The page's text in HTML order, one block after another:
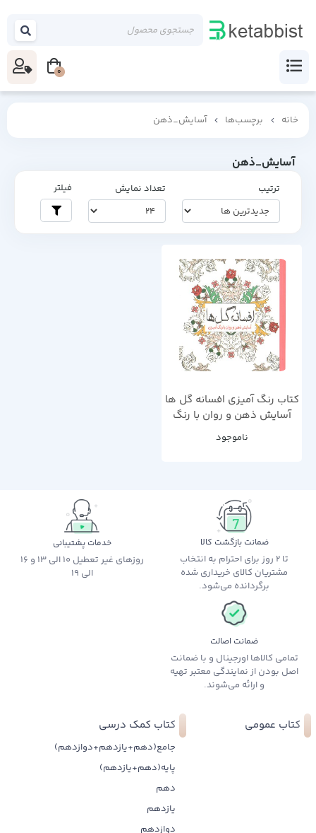
خانه برچسب‌ها آسایش_ذهن
آسایش_ذهن
ترتیب تعداد نمایش فیلتر
کتاب رنگ آمیزی افسانه گل ها
آسایش ذهن و روان با رنگ
آمیزی اثر چرینا کوهی
ناموجود
ضمانت بازگشت کالا
تا 2 روز برای احترام به انتخاب
مشتریان کالای خریداری شده
برگردانده می‌شود.
خدمات پشتیبانی
روزهای غیر تعطیل 10 الی 13 و 16
الی 19
ضمانت اصالت
تمامی کالاها اورجینال و با ضمانت
اصل بودن از نمایندگی معتبر تهیه
و ارائه می‌شوند.
کتاب عمومی کتاب کمک درسی
جامع(دهم+یازدهم+دوازدهم)
پایه(دهم+یازدهم)
دهم
یازدهم
دوازدهم
0